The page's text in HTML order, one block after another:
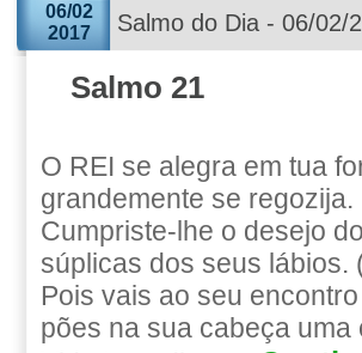
06/02
2017
Salmo do Dia - 06/02/
Salmo 21
O REI se alegra em tua
grandemente se regozija.
Cumpriste-lhe o desejo
súplicas dos seus lábios.
Pois vais ao seu
pões na sua cabeça uma